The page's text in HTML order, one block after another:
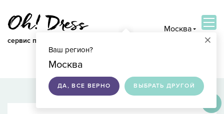
сервис по подбору свадебных платьев
Москва
×
Ваш регион?
Москва
ДА, ВСЕ ВЕРНО ВЫБРАТЬ ДРУГОЙ
×